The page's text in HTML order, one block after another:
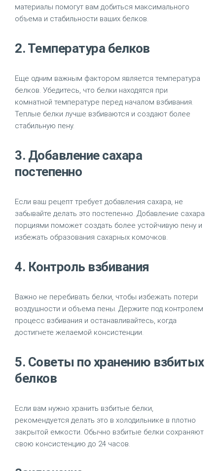
материалы помогут вам добиться максимального
объема и стабильности ваших белков.
2. Температура белков
Еще одним важным фактором является температура
белков. Убедитесь, что белки находятся при
комнатной температуре перед началом взбивания.
Теплые белки лучше взбиваются и создают более
стабильную пену.
3. Добавление сахара
постепенно
Если ваш рецепт требует добавления сахара, не
забывайте делать это постепенно. Добавление сахара
порциями поможет создать более устойчивую пену и
избежать образования сахарных комочков.
4. Контроль взбивания
Важно не перебивать белки, чтобы избежать потери
воздушности и объема пены. Держите под контролем
процесс взбивания и останавливайтесь, когда
достигнете желаемой консистенции.
5. Советы по хранению взбитых
белков
Если вам нужно хранить взбитые белки,
рекомендуется делать это в холодильнике в плотно
закрытой емкости. Обычно взбитые белки сохраняют
свою консистенцию до 24 часов.